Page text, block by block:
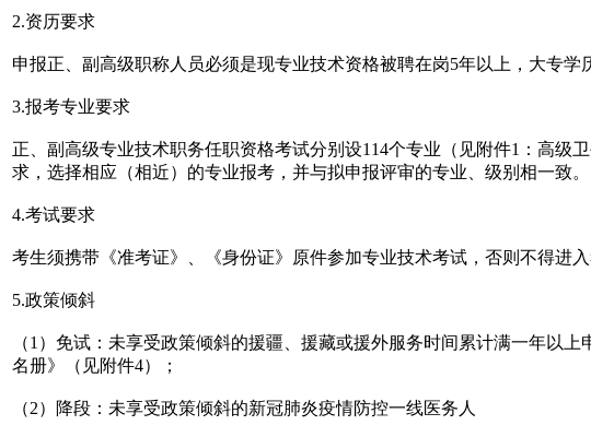
2.资历要求
申报正、副高级职称人员必须是现专业技术资格被聘在岗5年以上，大专
3.报考专业要求
正、副高级专业技术职务任职资格考试分别设114个专业（见附件1：高
求，选择相应（相近）的专业报考，并与拟申报评审的专业、级别相一致。
4.考试要求
考生须携带《准考证》、《身份证》原件参加专业技术考试，否则不得进入
5.政策倾斜
（1）免试：未享受政策倾斜的援疆、援藏或援外服务时间累计满一年以
名册》（见附件4）；
（2）降段：未享受政策倾斜的新冠肺炎疫情防控一线医务人